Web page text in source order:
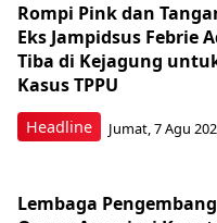
Headline
Rompi Pink dan
Eks Jampidsus Febrie
Tiba di Kejagung
Kasus TPPU
Jumat, 7 Agu
Lembaga